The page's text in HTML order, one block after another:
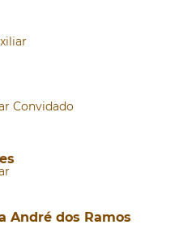
Convidado
André dos Ramos